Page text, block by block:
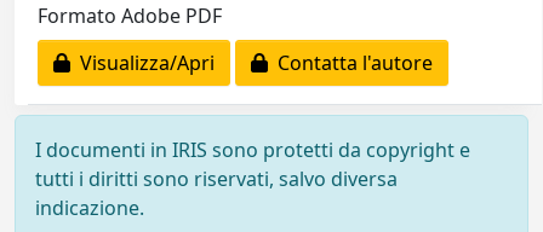
Formato Adobe PDF
Visualizza/Apri
Contatta l'autore
I documenti in IRIS sono protetti da copyright e
tutti i diritti sono riservati, salvo diversa
indicazione.